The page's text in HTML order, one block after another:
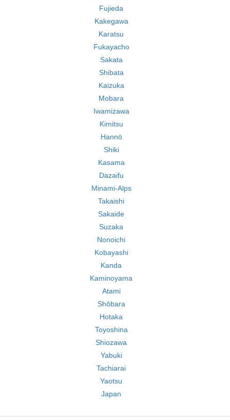
Fujieda
Kakegawa
Karatsu
Fukayacho
Sakata
Shibata
Kaizuka
Mobara
Iwamizawa
Kimitsu
Hannō
Shiki
Kasama
Dazaifu
Minami-Alps
Takaishi
Sakaide
Suzaka
Nonoichi
Kobayashi
Kanda
Kaminoyama
Atami
Shōbara
Hotaka
Toyoshina
Shiozawa
Yabuki
Tachiarai
Yaotsu
Japan